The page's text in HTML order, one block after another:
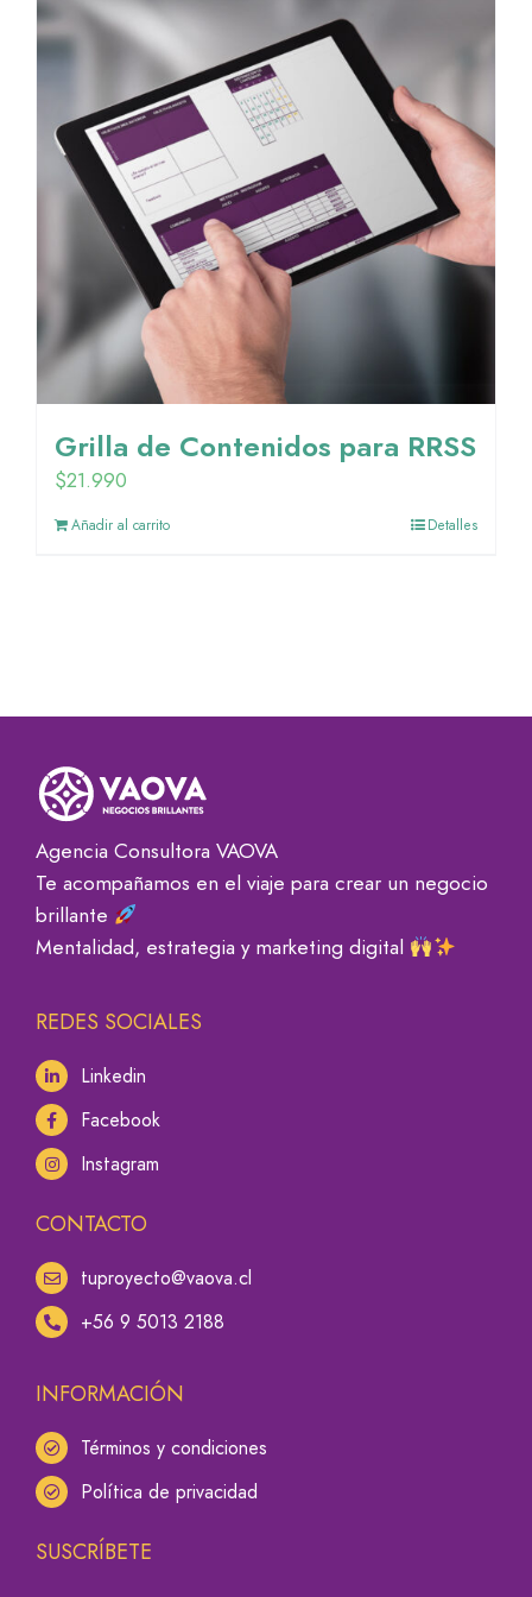
Grilla de Contenidos para RRSS
$21.990
Añadir al carrito Detalles
Agencia Consultora VAOVA
Te acompañamos en el viaje para crear un negocio
brillante
Mentalidad, estrategia y marketing digital
REDES SOCIALES
Linkedin
Facebook
Instagram
CONTACTO
tuproyecto@vaova.cl
+56 9 5013 2188
INFORMACIÓN
Términos y condiciones
Política de privacidad
SUSCRÍBETE